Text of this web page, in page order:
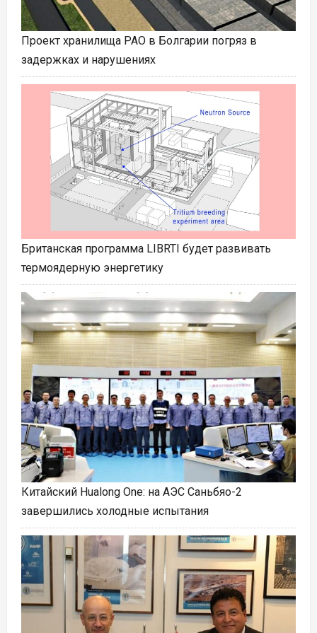
Проект хранилища РАО в Болгарии погряз в
задержках и нарушениях
Британская программа LIBRTI будет развивать
термоядерную энергетику
Китайский Hualong One: на АЭС Саньбяо-2
завершились холодные испытания